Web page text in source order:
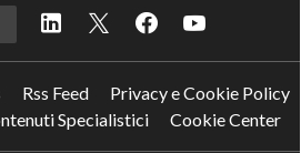
Rss Feed
Privacy e Cookie Policy
Specialistici
Cookie Center